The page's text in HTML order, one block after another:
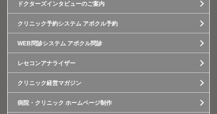
ドクターズインタビューのご案内
クリニック予約システム アポクル予約
WEB問診システム アポクル問診
レセコンアナライザー
クリニック経営マガジン
病院・クリニック ホームページ制作